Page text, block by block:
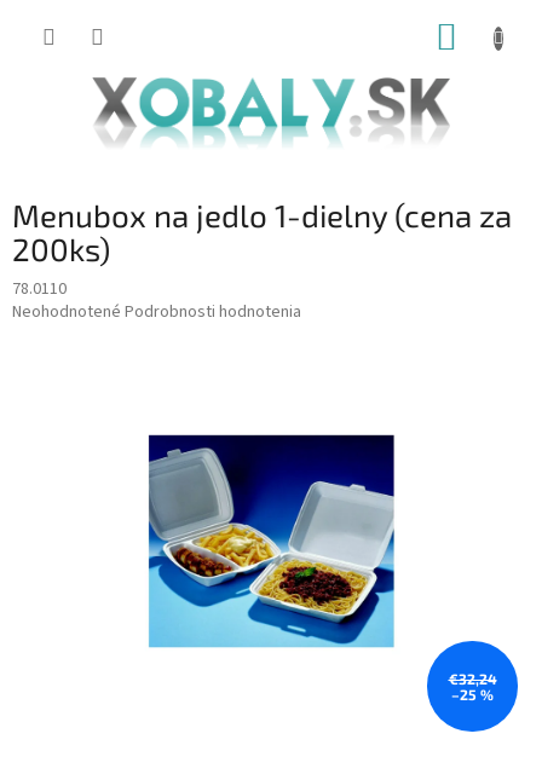
Menubox na jedlo 1-dielny (cena za
200ks)
78.0110
Priemerné
Neohodnotené Podrobnosti hodnotenia
€32,24
–25 %